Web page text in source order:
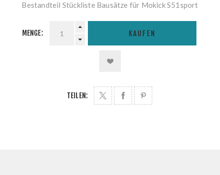
Bestandteil Stückliste Bausätze für Mokick S51sport
MENGE: KAUFEN
TEILEN: